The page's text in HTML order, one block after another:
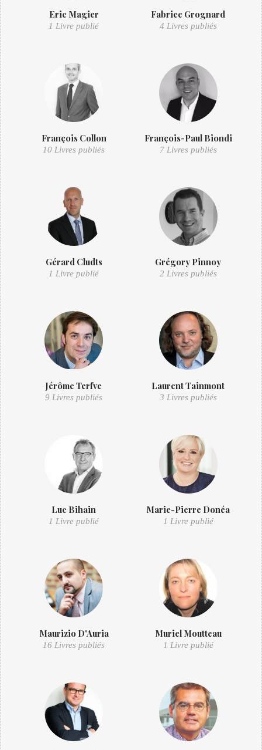
Eric Magier
1 Livre publié
Fabrice Grognard
4 Livres publiés
François Collon
10 Livres publiés
François-Paul Biondi
7 Livres publiés
Gérard Cludts
1 Livre publié
Grégory Pinnoy
2 Livres publiés
Jérôme Terfve
9 Livres publiés
Laurent Tainmont
3 Livres publiés
Luc Bihain
1 Livre publié
Marie-Pierre Donéa
1 Livre publié
Maurizio D'Auria
16 Livres publiés
Muriel Moutteau
1 Livre publié